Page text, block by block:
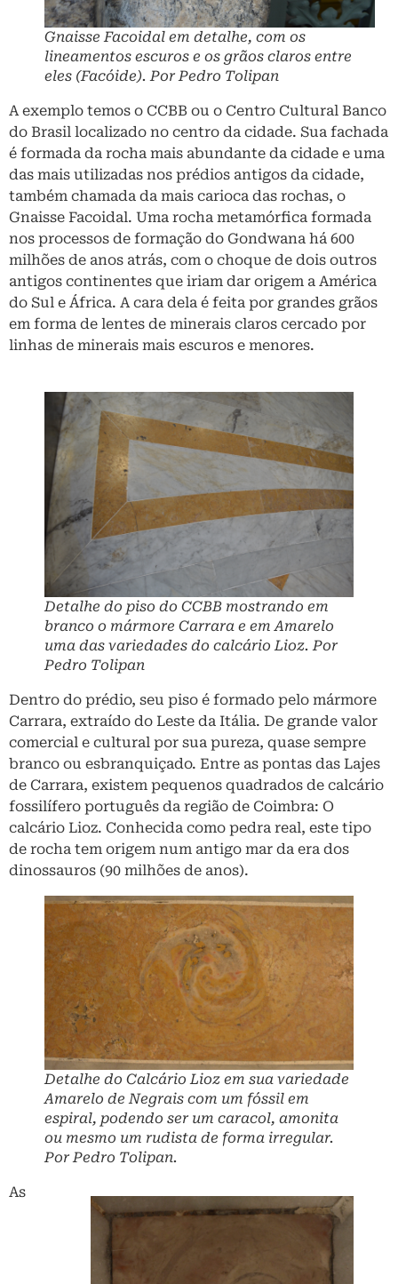
Gnaisse Facoidal em detalhe, com os
lineamentos escuros e os grãos claros entre
eles (Facóide). Por Pedro Tolipan
A exemplo temos o CCBB ou o Centro Cultural Banco
do Brasil localizado no centro da cidade. Sua fachada
é formada da rocha mais abundante da cidade e uma
das mais utilizadas nos prédios antigos da cidade,
também chamada da mais carioca das rochas, o
Gnaisse Facoidal. Uma rocha metamórfica formada
nos processos de formação do Gondwana há 600
milhões de anos atrás, com o choque de dois outros
antigos continentes que iriam dar origem a América
do Sul e África. A cara dela é feita por grandes grãos
em forma de lentes de minerais claros cercado por
linhas de minerais mais escuros e menores.
Detalhe do piso do CCBB mostrando em
branco o mármore Carrara e em Amarelo
uma das variedades do calcário Lioz. Por
Pedro Tolipan
Dentro do prédio, seu piso é formado pelo mármore
Carrara, extraído do Leste da Itália. De grande valor
comercial e cultural por sua pureza, quase sempre
branco ou esbranquiçado. Entre as pontas das Lajes
de Carrara, existem pequenos quadrados de calcário
fossilífero português da região de Coimbra: O
calcário Lioz. Conhecida como pedra real, este tipo
de rocha tem origem num antigo mar da era dos
dinossauros (90 milhões de anos).
Detalhe do Calcário Lioz em sua variedade
Amarelo de Negrais com um fóssil em
espiral, podendo ser um caracol, amonita
ou mesmo um rudista de forma irregular.
Por Pedro Tolipan.
As